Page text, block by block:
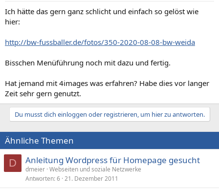
Ich hätte das gern ganz schlicht und einfach so gelöst wie
hier:
http://bw-fussballer.de/fotos/350-2020-08-08-bw-weida
Bisschen Menüführung noch mit dazu und fertig.
Hat jemand mit 4images was erfahren? Habe dies vor langer
Zeit sehr gern genutzt.
Du musst dich einloggen oder registrieren, um hier zu antworten.
Ähnliche Themen
D Anleitung Wordpress für Homepage gesucht
dmeier Webseiten und soziale Netzwerke
Antworten 6 21. Dezember 2011